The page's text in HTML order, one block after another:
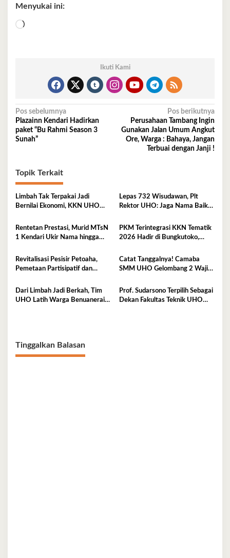
Menyukai ini:
Memuat...
Ikuti Kami
Navigasi
pos
Pos sebelumnya
Plazainn Kendari Hadirkan
paket “Bu Rahmi Season 3
Sunah”
Pos berikutnya
Perusahaan Tambang Ingin
Gunakan Jalan Umum Angkut
Ore, Warga : Bahaya, Jangan
Terbuai dengan Janji !
Topik Terkait
Limbah Tak Terpakai Jadi
Bernilai Ekonomi, KKN UHO
Briket
Lepas 732 Wisudawan, Plt
Rektor UHO: Jaga Nama Baik
Rentetan Prestasi, Murid MTsN
1 Kendari Ukir Nama hingga
PKM Terintegrasi KKN Tematik
2026 Hadir di Bungkutoko,
Tradisional Pesisir
Revitalisasi Pesisir Petoaha,
Pemetaan Partisipatif dan
Catat Tanggalnya! Camaba
SMM UHO Gelombang 2 Wajib
Dari Limbah Jadi Berkah, Tim
UHO Latih Warga Benuanerai
Prof. Sudarsono Terpilih Sebagai
Dekan Fakultas Teknik UHO
Tinggalkan Balasan